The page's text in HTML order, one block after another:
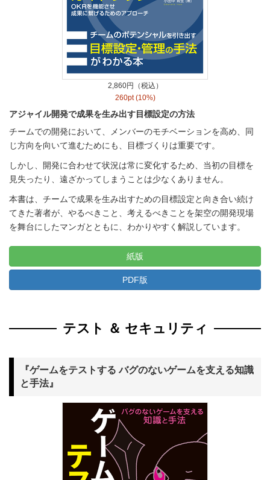
2,860円（税込）
260pt (10%)
アジャイル開発で成果を生み出す目標設定の方法
チームでの開発において、メンバーのモチベーションを高め、同
じ方向を向いて進むためにも、目標づくりは重要です。
しかし、開発に合わせて状況は常に変化するため、当初の目標を
見失ったり、遠ざかってしまうことは少なくありません。
本書は、チームで成果を生み出すための目標設定と向き合い続け
てきた著者が、やるべきこと、考えるべきことを架空の開発現場
を舞台にしたマンガとともに、わかりやすく解説しています。
紙版
PDF版
テスト ＆ セキュリティ
『ゲームをテストする バグのないゲームを支える知識
と手法』